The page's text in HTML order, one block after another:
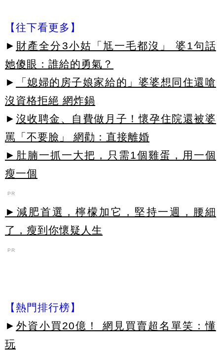
【往下看更多】
► 財產全分3小姑「尪一毛都沒」 婆1句話
她傻眼：誰給的勇氣？
►
「媳婦的房子娘家給的」婆婆想同住還嗆
沒資格拒絕 網炸鍋
► 沒收聘金、自費做月子！懷孕住院還被婆
罵「不要臉」 網勸：直接離婚
►肚腩一抓一大把，只需1個雞蛋，用一個
瘦一個
PR
►減肥首選，檸檬加它，堅持一週，腰細
了，瘦到你懷疑人生
PR
【熱門排行榜】
► 外資小買20億！ 網見買賣超名單笑：懂
玩